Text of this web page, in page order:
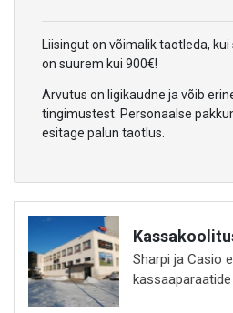
Liisingut on võimalik taotleda,
on suurem kui 900€!
Arvutus on ligikaudne ja võib
tingimustest. Personaalse
esitage palun taotlus.
Sharpi ja Casio